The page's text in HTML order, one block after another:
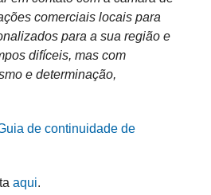
comerciais locais para
para a sua região e
difíceis, mas com
e determinação,
de continuidade de
aqui.